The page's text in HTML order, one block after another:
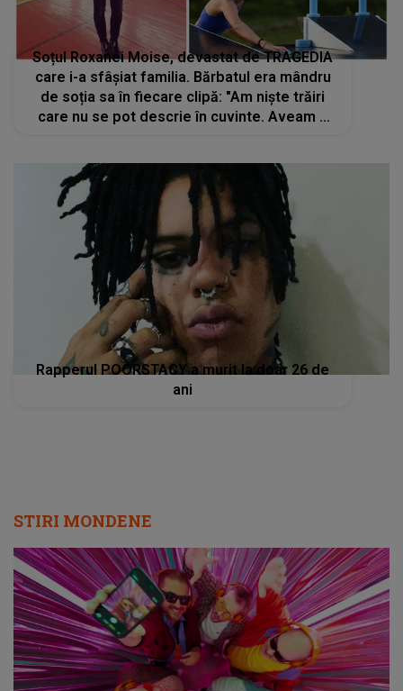
Soțul Roxanei Moise, devastat de TRAGEDIA
care i-a sfâșiat familia. Bărbatul era mândru
de soția sa în fiecare clipă: "Am niște trăiri
care nu se pot descrie în cuvinte. Aveam o
Rapperul POORSTACY a murit la doar 26 de
ani
STIRI MONDENE